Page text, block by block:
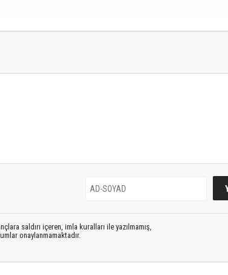
saldırı içeren, imla kuralları ile yazılmamış,
onaylanmamaktadır.